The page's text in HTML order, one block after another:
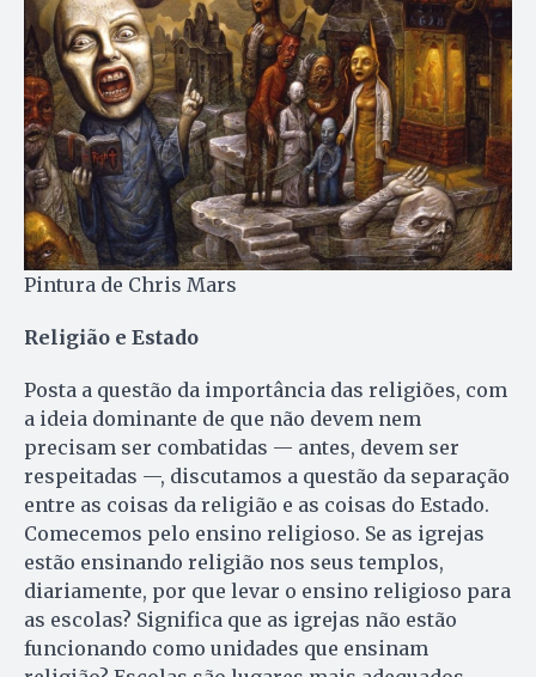
Pintura de Chris Mars
Religião e Estado
Posta a questão da importância das religiões, com
a ideia dominante de que não devem nem
precisam ser combatidas — antes, devem ser
respeitadas —, discutamos a questão da separação
entre as coisas da religião e as coisas do Estado.
Comecemos pelo ensino religioso. Se as igrejas
estão ensinando religião nos seus templos,
diariamente, por que levar o ensino religioso para
as escolas? Significa que as igrejas não estão
funcionando como unidades que ensinam